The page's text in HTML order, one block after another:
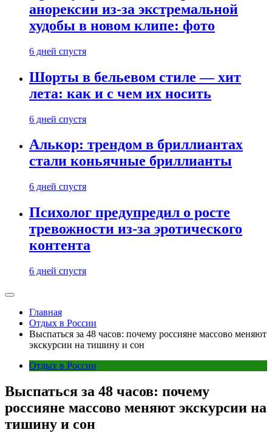
анорексии из-за экстремальной
худобы в новом клипе: фото
6 дней спустя
Шорты в бельевом стиле — хит
лета: как и с чем их носить
6 дней спустя
Алькор: трендом в бриллиантах
стали коньячные бриллианты
6 дней спустя
Психолог предупредил о росте
тревожности из-за эротического
контента
6 дней спустя
Главная
Отдых в России
Выспаться за 48 часов: почему россияне массово меняют
экскурсии на тишину и сон
Отдых в России
Выспаться за 48 часов: почему
россияне массово меняют экскурсии на
тишину и сон